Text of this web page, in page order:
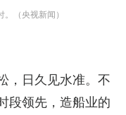
（央视新闻）
，日久见水准。不
段领先，造船业的